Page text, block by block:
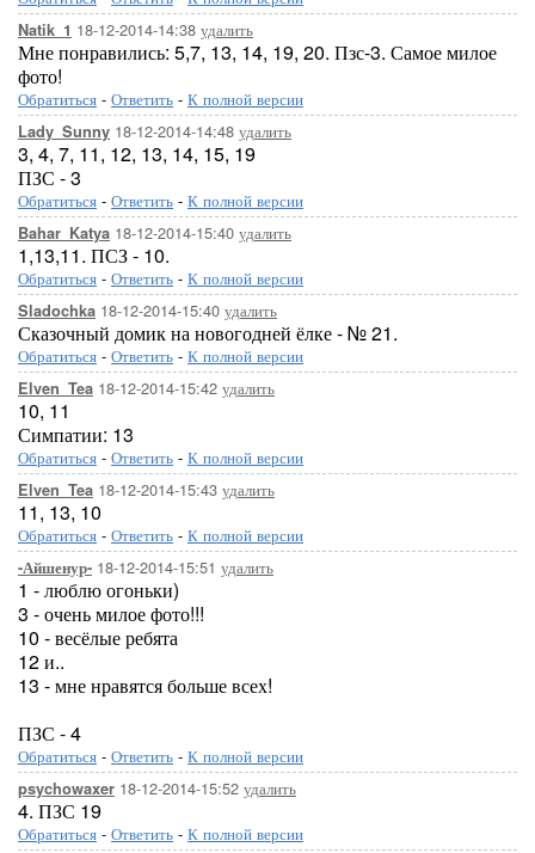
Natik_1 18-12-2014-14:38 удалить
Мне понравились: 5,7, 13, 14, 19, 20. Пзс-3. Самое милое
фото!
Обратиться - Ответить - К полной версии
Lady_Sunny 18-12-2014-14:48 удалить
3, 4, 7, 11, 12, 13, 14, 15, 19
ПЗС - 3
Обратиться - Ответить - К полной версии
Bahar_Katya 18-12-2014-15:40 удалить
1,13,11. ПСЗ - 10.
Обратиться - Ответить - К полной версии
Sladochka 18-12-2014-15:40 удалить
Сказочный домик на новогодней ёлке - № 21.
Обратиться - Ответить - К полной версии
Elven_Tea 18-12-2014-15:42 удалить
10, 11
Симпатии: 13
Обратиться - Ответить - К полной версии
Elven_Tea 18-12-2014-15:43 удалить
11, 13, 10
Обратиться - Ответить - К полной версии
-Айшенур- 18-12-2014-15:51 удалить
1 - люблю огоньки)
3 - очень милое фото!!!
10 - весёлые ребята
12 и..
13 - мне нравятся больше всех!
ПЗС - 4
Обратиться - Ответить - К полной версии
psychowaxer 18-12-2014-15:52 удалить
4. ПЗС 19
Обратиться - Ответить - К полной версии